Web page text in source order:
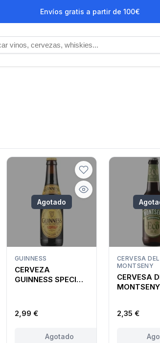
Envíos gratis a partir de 100€
Agotado
GUINNESS
CERVEZA
GUINNESS SPECIAL
2,99 €
Agotado
CERVESA DEL
MONTSENY
CERVESA
MONTSENY
2,35 €